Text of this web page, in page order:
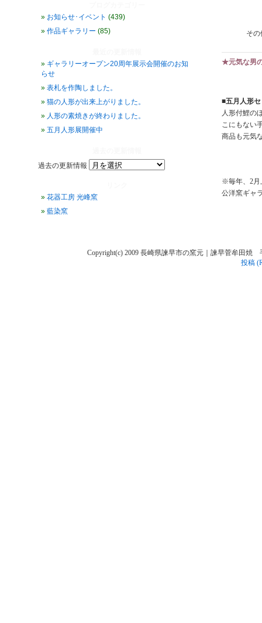
お知らせ･イベント (439)
作品ギャラリー (85)
ギャラリーオープン20周年展示会開催のお知
らせ
表札を作陶しました。
猫の人形が出来上がりました。
人形の素焼きが終わりました。
五月人形展開催中
過去の更新情報
花器工房 光峰窯
藍染窯
そ
★元気な男
■五月人形
人形付鯉の
こにもない
商品も元気
※毎年、2月
公洋窯ギャ
Copyright(c) 2009 長崎県諫早市の窯元｜諫早菅牟田焼
投稿